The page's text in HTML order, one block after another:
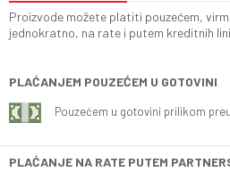
Proizvode možete platiti pouzećem,
jednokratno, na rate i putem kreditnih
PLAĆANJEM POUZEĆEM U GOTOVINI
Pouzećem u gotovini prilikom
PLAĆANJE NA RATE PUTEM